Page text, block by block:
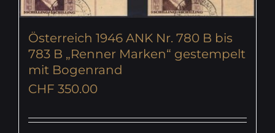
Österreich 1946 ANK Nr. 780 B bis
783 B „Renner Marken“ gestempelt
mit Bogenrand
CHF 350.00